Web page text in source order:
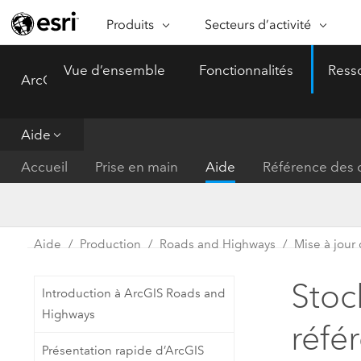
Produits
ARCGIS
ArcGIS Online
Plateforme de cartographie SaaS
Logiciel SIG leader du marché
la cartographie
Secteurs d’activité
SECTEURS D’ACTIVITÉ
Protection de
Fournisseurs d’énergie
Santé et services à la
Administrations nationales
ArcGIS Pro
Vue d’ensemble Fonctionnalités
Aide
Accueil
Prise en main Aide Référence des
Aide Production Roads and Highways Mise à jour
Introduction à ArcGIS Roads and
Highways
Présentation rapide d’ArcGIS